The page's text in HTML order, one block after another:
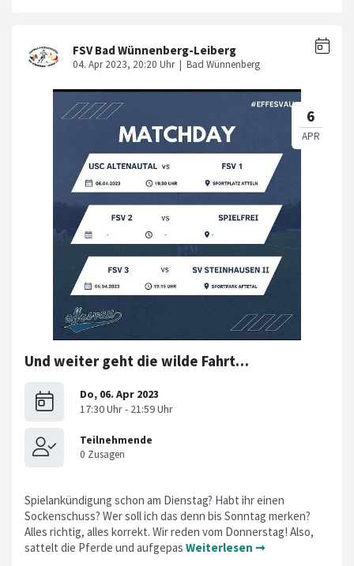
Und weiter geht die wilde Fahrt…
Spielankündigung schon am Dienstag? Habt ihr einen
Sockenschuss? Wer soll ich das denn bis Sonntag merken?
Alles richtig, alles korrekt. Wir reden vom Donnerstag! Also,
sattelt die Pferde und aufgepas Weiterlesen ➞